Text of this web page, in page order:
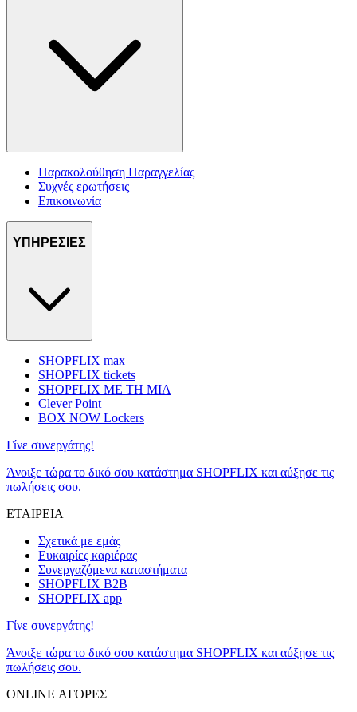
Παρακολούθηση Παραγγελίας
Συχνές ερωτήσεις
Επικοινωνία
ΥΠΗΡΕΣΙΕΣ
SHOPFLIX max
SHOPFLIX tickets
SHOPFLIX ΜΕ ΤΗ ΜΙΑ
Clever Point
BOX NOW Lockers
Γίνε συνεργάτης!
Άνοιξε τώρα το δικό σου κατάστημα SHOPFLIX και αύξησε τις
πωλήσεις σου.
ΕΤΑΙΡΕΙΑ
Σχετικά με εμάς
Ευκαιρίες καριέρας
Συνεργαζόμενα καταστήματα
SHOPFLIX B2B
SHOPFLIX app
Γίνε συνεργάτης!
Άνοιξε τώρα το δικό σου κατάστημα SHOPFLIX και αύξησε τις
πωλήσεις σου.
ONLINE ΑΓΟΡΕΣ